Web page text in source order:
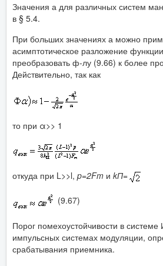
Значения а для различных систем
в § 5.4.
При больших значениях а можно
асимптотическое разложение
преобразовать ф-лу (9.66) к более
Действительно, так как
то при α>> 1
откуда при L>>l, p=2Fm и kП=
(9.67)
Порог помехоустойчивости в
импульсных системах модуляции,
срабатывания приемника.